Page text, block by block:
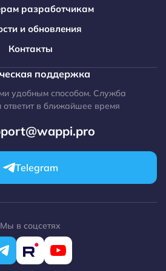
Свернуть
на сайт
MCP сервер
+ Max
amoCRM + Avito
RetailCRM
1C-Битрикс
WordPress
Opencart
разработчикам
и обновления
Контакты
поддержка
удобным способом. Служба
в ближайшее время
Telegram
Мы в соцсетях